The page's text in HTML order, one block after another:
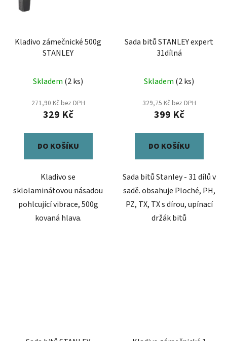
Kladivo zámečnické 500g
STANLEY
Skladem (2 ks)
271,90 Kč bez DPH
329 Kč
DO KOŠÍKU
Kladivo se
sklolaminátovou násadou
pohlcující vibrace, 500g
kovaná hlava.
Sada bitů STANLEY expert
31dílná
Skladem (2 ks)
329,75 Kč bez DPH
399 Kč
DO KOŠÍKU
Sada bitů Stanley - 31 dílů v
sadě. obsahuje Ploché, PH,
PZ, TX, TX s dírou, upínací
držák bitů